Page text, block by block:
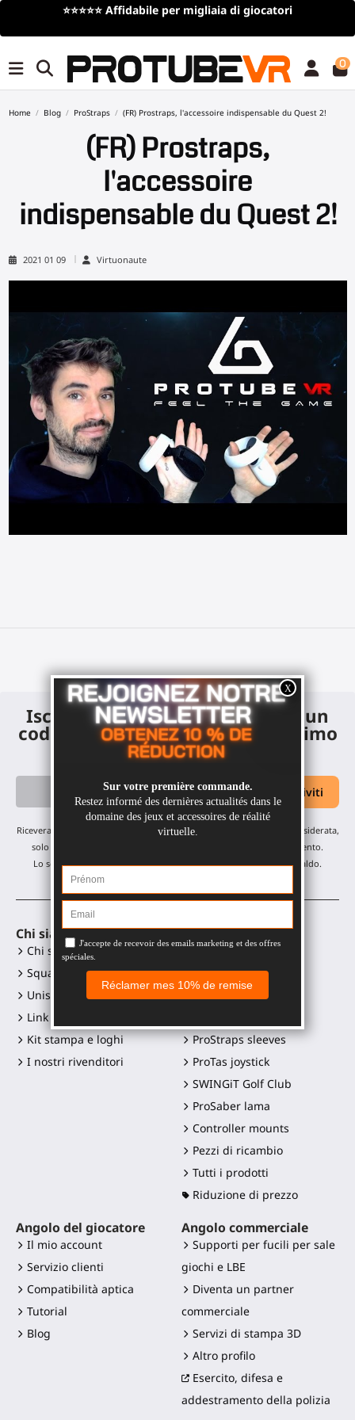
⭐⭐⭐⭐⭐ Affidabile per migliaia di giocatori
0
Home Blog ProStraps (FR) Prostraps, l'accessoire indispensable du Quest 2!
(FR) Prostraps,
l'accessoire
indispensable du Quest 2!
2021 01 09 Virtuonaute
Iscriviti alla newsletter e ricevi un
codice sconto del 10% sul tuo primo
ordine
Riceverai i nostri aggiornamenti mensili e offerte: nessuna email indesiderata,
solo un'email al mese! Puoi annullare l'iscrizione in qualsiasi momento.
Lo sconto è valido su tutti i nostri prodotti, esclusi gli articoli in saldo.
Chi siamo
Chi siamo?
Squadra
Unisciti a noi
Link ai social media
Kit stampa e loghi
I nostri rivenditori
Accessori VR
Gunstock MagTube
Gunstock ForceTube
Gunstock ProVolver
ProStraps sleeves
ProTas joystick
SWINGiT Golf Club
ProSaber lama
Controller mounts
Pezzi di ricambio
Tutti i prodotti
Riduzione di prezzo
Angolo del giocatore
Il mio account
Servizio clienti
Compatibilità aptica
Tutorial
Blog
Angolo commerciale
Supporti per fucili per sale
giochi e LBE
Diventa un partner
commerciale
Servizi di stampa 3D
Altro profilo
Esercito, difesa e
addestramento della polizia